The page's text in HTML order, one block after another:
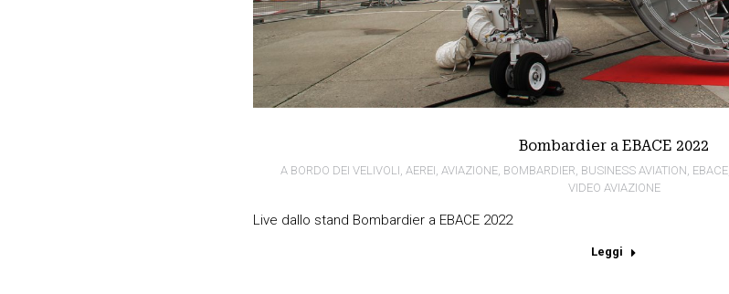
Bombardier a EBACE 2022
A BORDO DEI VELIVOLI AEREI AVIAZIONE BOMBARDIER BUSINESS AVIATION EBACE
VIDEO AVIAZIONE
Live dallo stand Bombardier a EBACE 2022
Leggi